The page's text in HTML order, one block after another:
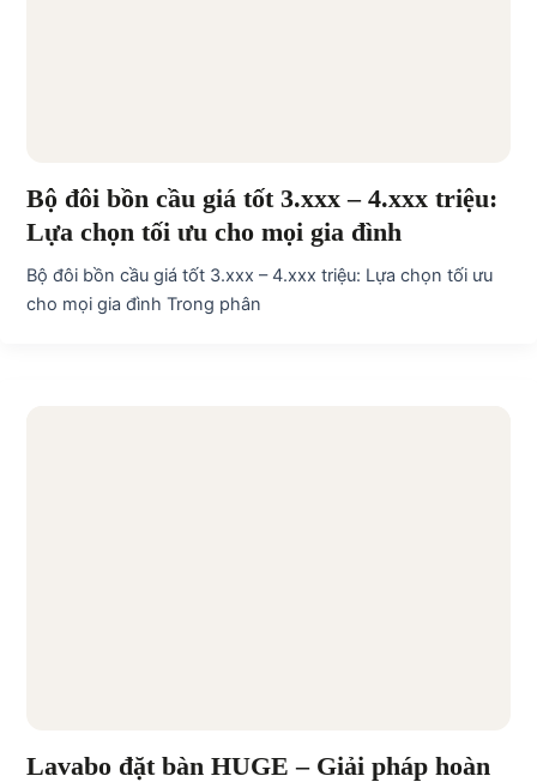
Bộ đôi bồn cầu giá tốt 3.xxx – 4.xxx triệu:
Lựa chọn tối ưu cho mọi gia đình
Bộ đôi bồn cầu giá tốt 3.xxx – 4.xxx triệu: Lựa chọn tối ưu
cho mọi gia đình Trong phân
Lavabo đặt bàn HUGE – Giải pháp hoàn